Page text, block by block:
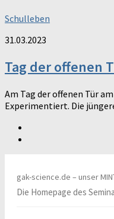
Schulleben
31.03.2023
Tag der offenen
Am Tag der offenen Tür
Experimentiert. Die
gak-science.de – unser
Die Homepage des